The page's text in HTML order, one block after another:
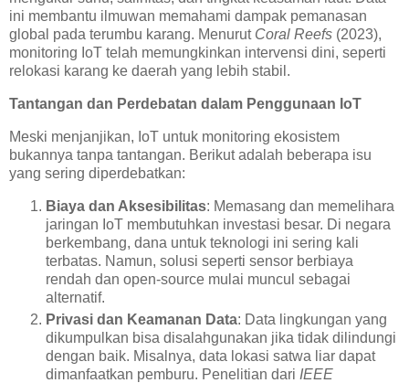
ini membantu ilmuwan memahami dampak pemanasan
global pada terumbu karang. Menurut Coral Reefs (2023),
monitoring IoT telah memungkinkan intervensi dini, seperti
relokasi karang ke daerah yang lebih stabil.
Tantangan dan Perdebatan dalam Penggunaan IoT
Meski menjanjikan, IoT untuk monitoring ekosistem
bukannya tanpa tantangan. Berikut adalah beberapa isu
yang sering diperdebatkan:
Biaya dan Aksesibilitas: Memasang dan memelihara
jaringan IoT membutuhkan investasi besar. Di negara
berkembang, dana untuk teknologi ini sering kali
terbatas. Namun, solusi seperti sensor berbiaya
rendah dan open-source mulai muncul sebagai
alternatif.
Privasi dan Keamanan Data: Data lingkungan yang
dikumpulkan bisa disalahgunakan jika tidak dilindungi
dengan baik. Misalnya, data lokasi satwa liar dapat
dimanfaatkan pemburu. Penelitian dari IEEE